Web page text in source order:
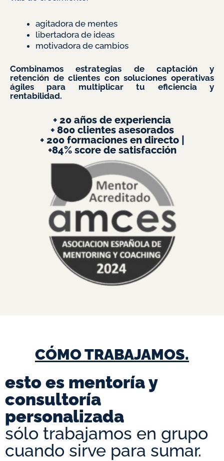
agitadora de mentes
libertadora de ideas
motivadora de cambios
Combinamos estrategias de captación y
retención de clientes con soluciones operativas
ágiles para multiplicar tu eficiencia y
rentabilidad.
+ 20 años de experiencia
+ 800 clientes asesorados
+ 200 formaciones en directo |
+84% score de satisfacción
CÓMO TRABAJAMOS.
esto es mentoría y
consultoría
personalizada
sólo trabajamos en grupo
cuando sirve para sumar.